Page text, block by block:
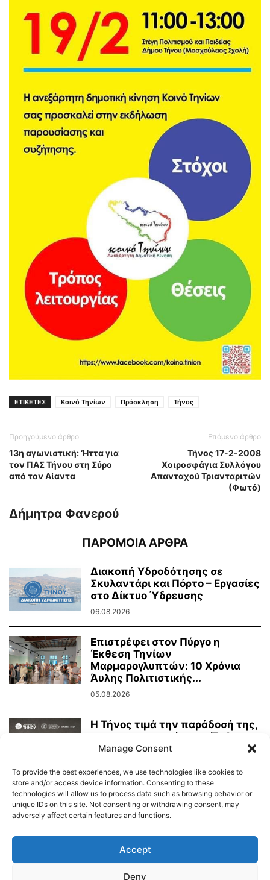
ΕΤΙΚΕΤΕΣ Κοινό Τηνίων Πρόσκληση Τήνος
Προηγούμενο άρθρο
13η αγωνιστική: ‘Ηττα για
τον ΠΑΣ Τήνου στη Σύρο
από τον Αίαντα
Επόμενο άρθρο
Τήνος 17-2-2008
Χοιροσφάγια Συλλόγου
Απανταχού Τριανταριτών
(Φωτό)
Δήμητρα Φανερού
ΠΑΡΟΜΟΙΑ ΑΡΘΡΑ
Διακοπή Υδροδότησης σε
Σκυλαντάρι και Πόρτο – Εργασίες
στο Δίκτυο Ύδρευσης
06.08.2026
Επιστρέφει στον Πύργο η
Έκθεση Τηνίων
Μαρμαρογλυπτών: 10 Χρόνια
Άυλης Πολιτιστικής...
05.08.2026
Η Τήνος τιμά την παράδοσή της,
τη μαρμαροτεχνία της. Έκθεση
Τήνιων...
Δημοτικό Λιμενικό Ταμείο Τήνου – Άνδρου
Manage Consent
To provide the best experiences, we use technologies like cookies to
store and/or access device information. Consenting to these
technologies will allow us to process data such as browsing behavior or
unique IDs on this site. Not consenting or withdrawing consent, may
adversely affect certain features and functions.
Accept
Deny